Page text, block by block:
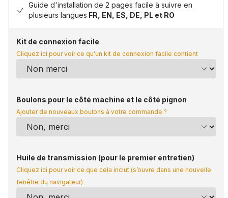
Guide d'installation de 2 pages facile à suivre en
plusieurs langues FR, EN, ES, DE, PL et RO
Kit de connexion facile
Cliquez ici pour voir ce qu'un kit de connexion facile contient
Boulons pour le côté machine et le côté pignon
Ajouter de nouveaux boulons à votre commande ?
Huile de transmission (pour le premier entretien)
Cliquez ici pour voir ce que cela inclut (s’ouvre dans une nouvelle
fenêtre du navigateur)